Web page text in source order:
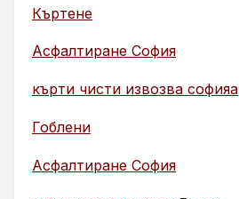
Къртене
Асфалтиране София
кърти чисти извозва софияа
Гоблени
Асфалтиране София